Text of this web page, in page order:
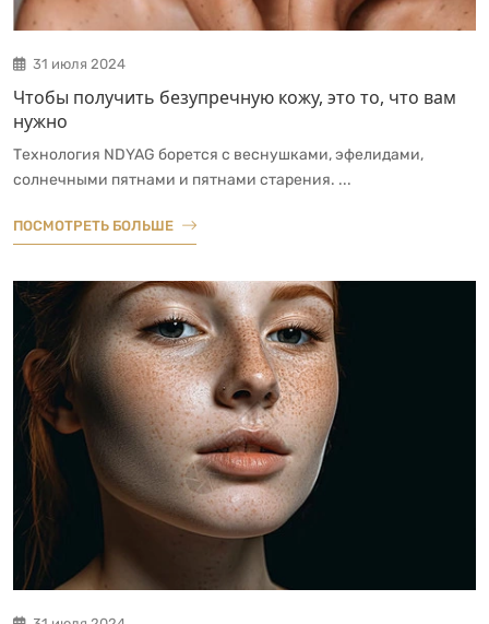
31 июля 2024
Чтобы получить безупречную кожу, это то, что вам
нужно
Технология NDYAG борется с веснушками, эфелидами,
солнечными пятнами и пятнами старения. ...
ПОСМОТРЕТЬ БОЛЬШЕ